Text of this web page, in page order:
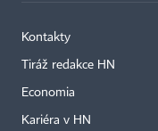
Kontakty
Tiráž redakce HN
Economia
Kariéra v HN